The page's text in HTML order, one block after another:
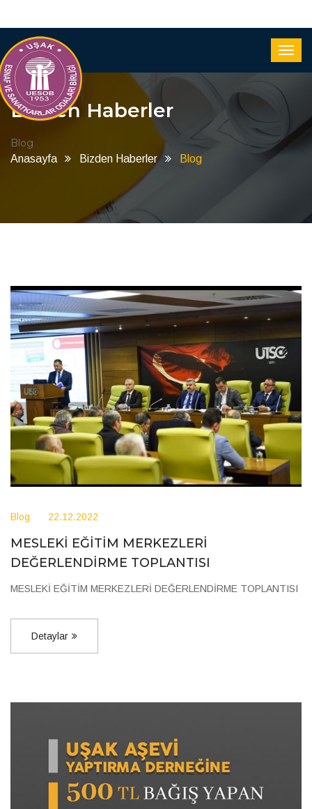
Bizden Haberler
Blog
Anasayfa Bizden Haberler Blog
Blog 22.12.2022
MESLEKİ EĞİTİM MERKEZLERİ
DEĞERLENDİRME TOPLANTISI
MESLEKİ EĞİTİM MERKEZLERİ DEĞERLENDİRME TOPLANTISI
Detaylar